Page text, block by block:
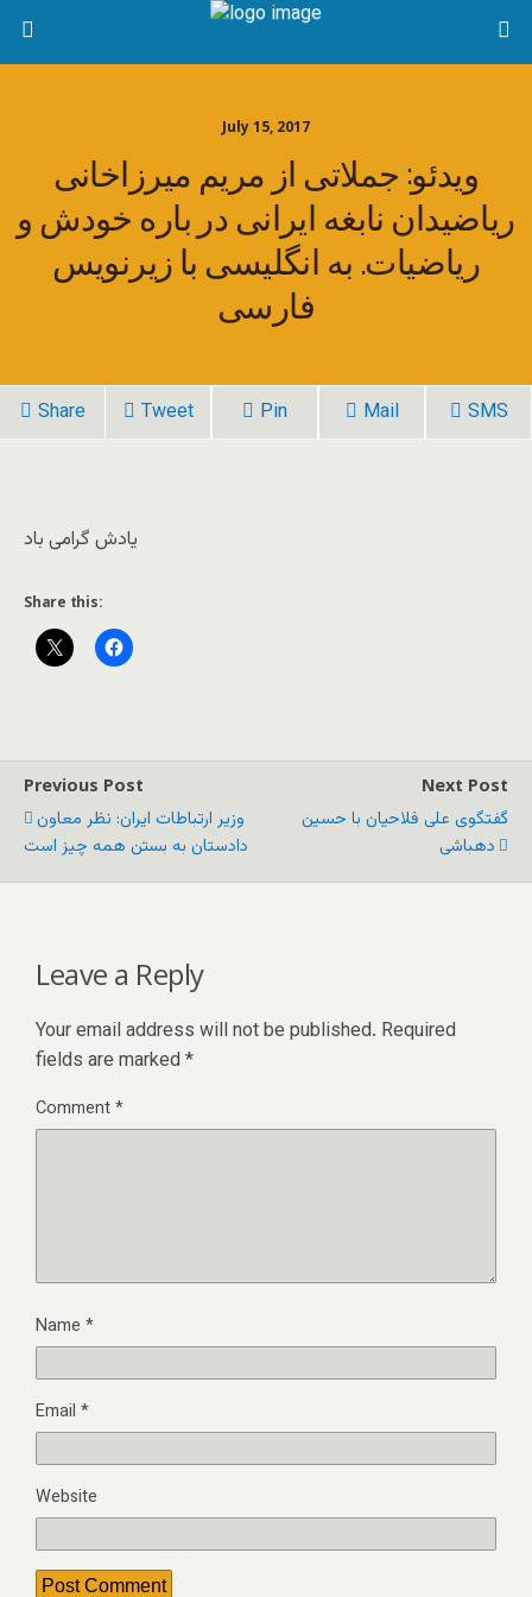
July 15, 2017
ویدئو: جملاتی از مریم میرزاخانی
ریاضیدان نابغه ایرانی در باره خودش و
ریاضیات. به انگلیسی با زیرنویس
فارسی
Share Tweet Pin Mail SMS
یادش گرامی باد
Share this:
Previous Post
وزیر ارتباطات ایران: نظر معاون
دادستان به بستن همه چیز است
Next Post
گفتگوی علی فلاحیان با حسین
دهباشی
Leave a Reply
Your email address will not be published. Required
fields are marked *
Comment*
Name *
Email *
Website